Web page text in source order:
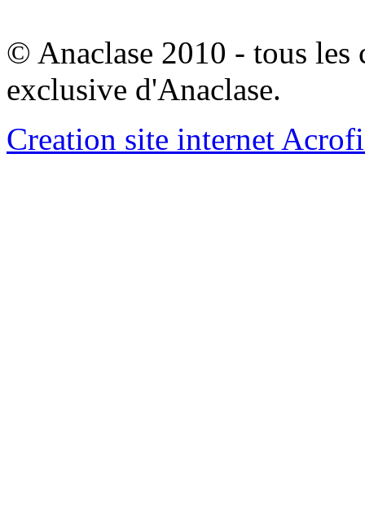
© Anaclase 2010 - tous les
exclusive d'Anaclase.
Creation site internet